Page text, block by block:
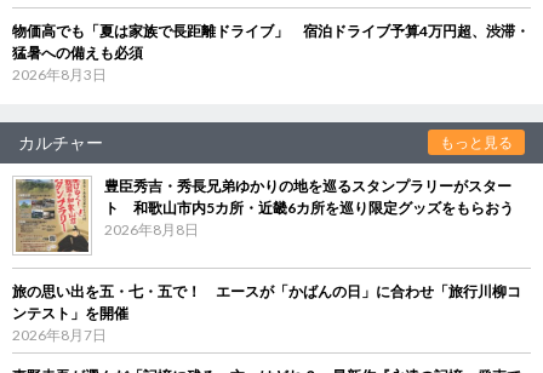
物価高でも「夏は家族で長距離ドライブ」 宿泊ドライブ予算4万円超、渋滞・
猛暑への備えも必須
2026年8月3日
カルチャー もっと見る
豊臣秀吉・秀長兄弟ゆかりの地を巡るスタンプラリーがスター
ト 和歌山市内5カ所・近畿6カ所を巡り限定グッズをもらおう
2026年8月8日
旅の思い出を五・七・五で！ エースが「かばんの日」に合わせ「旅行川柳コ
ンテスト」を開催
2026年8月7日